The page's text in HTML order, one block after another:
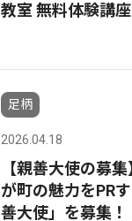
教室 無料体験講
足柄
2026.04.18
【親善大使の募
が町の魅力をPR
善大使」を募集